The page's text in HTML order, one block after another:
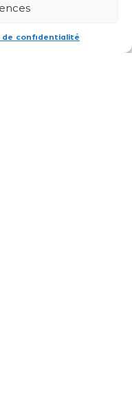
de confidentialité